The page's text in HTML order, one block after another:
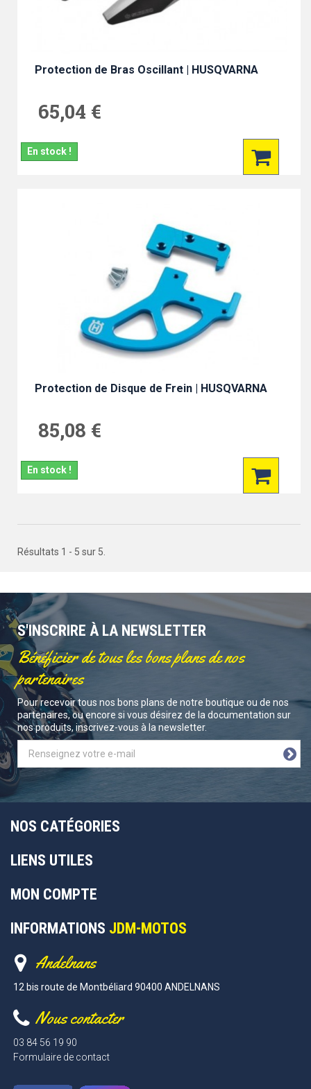
Protection de Bras Oscillant | HUSQVARNA
65,04 €
En stock !
Protection de Disque de Frein | HUSQVARNA
85,08 €
En stock !
Résultats 1 - 5 sur 5.
S'INSCRIRE À LA NEWSLETTER
Bénéficier de tous les bons plans de nos
partenaires
Pour recevoir tous nos bons plans de notre boutique ou de nos
partenaires, ou encore si vous désirez de la documentation sur
nos produits, inscrivez-vous à la newsletter.
NOS CATÉGORIES
LIENS UTILES
MON COMPTE
INFORMATIONS JDM-MOTOS
Andelnans
12 bis route de Montbéliard 90400 ANDELNANS
Nous contacter
03 84 56 19 90
Formulaire de contact